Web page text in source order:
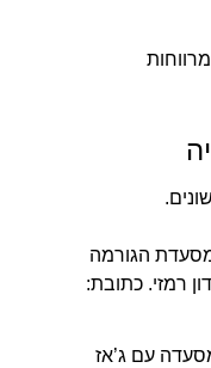
הגורמה
רמזי. כתובת:
עם ג’אז